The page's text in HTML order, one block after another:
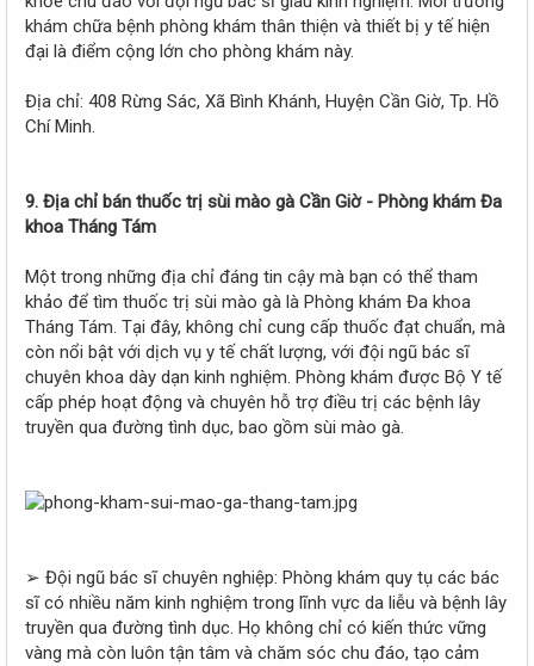
khám chữa bệnh phòng khám thân thiện và thiết bị y tế hiện
đại là điểm cộng lớn cho phòng khám này.
Địa chỉ: 408 Rừng Sác, Xã Bình Khánh, Huyện Cần Giờ, Tp. Hồ
Chí Minh.
9. Địa chỉ bán thuốc trị sùi mào gà Cần Giờ - Phòng khám Đa
khoa Tháng Tám
Một trong những địa chỉ đáng tin cậy mà bạn có thể tham
khảo để tìm thuốc trị sùi mào gà là Phòng khám Đa khoa
Tháng Tám. Tại đây, không chỉ cung cấp thuốc đạt chuẩn, mà
còn nổi bật với dịch vụ y tế chất lượng, với đội ngũ bác sĩ
chuyên khoa dày dạn kinh nghiệm. Phòng khám được Bộ Y tế
cấp phép hoạt động và chuyên hỗ trợ điều trị các bệnh lây
truyền qua đường tình dục, bao gồm sùi mào gà.
➢ Đội ngũ bác sĩ chuyên nghiệp: Phòng khám quy tụ các bác
sĩ có nhiều năm kinh nghiệm trong lĩnh vực da liễu và bệnh lây
truyền qua đường tình dục. Họ không chỉ có kiến thức vững
vàng mà còn luôn tận tâm và chăm sóc chu đáo, tạo cảm